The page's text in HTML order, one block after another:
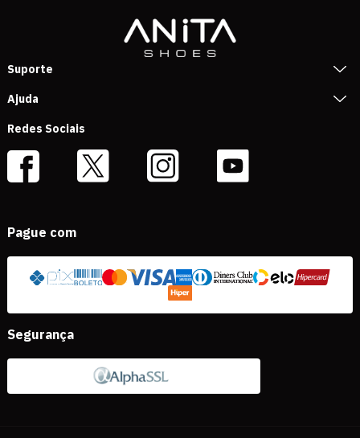
Suporte
Ajuda
Redes Sociais
Pague com
Segurança